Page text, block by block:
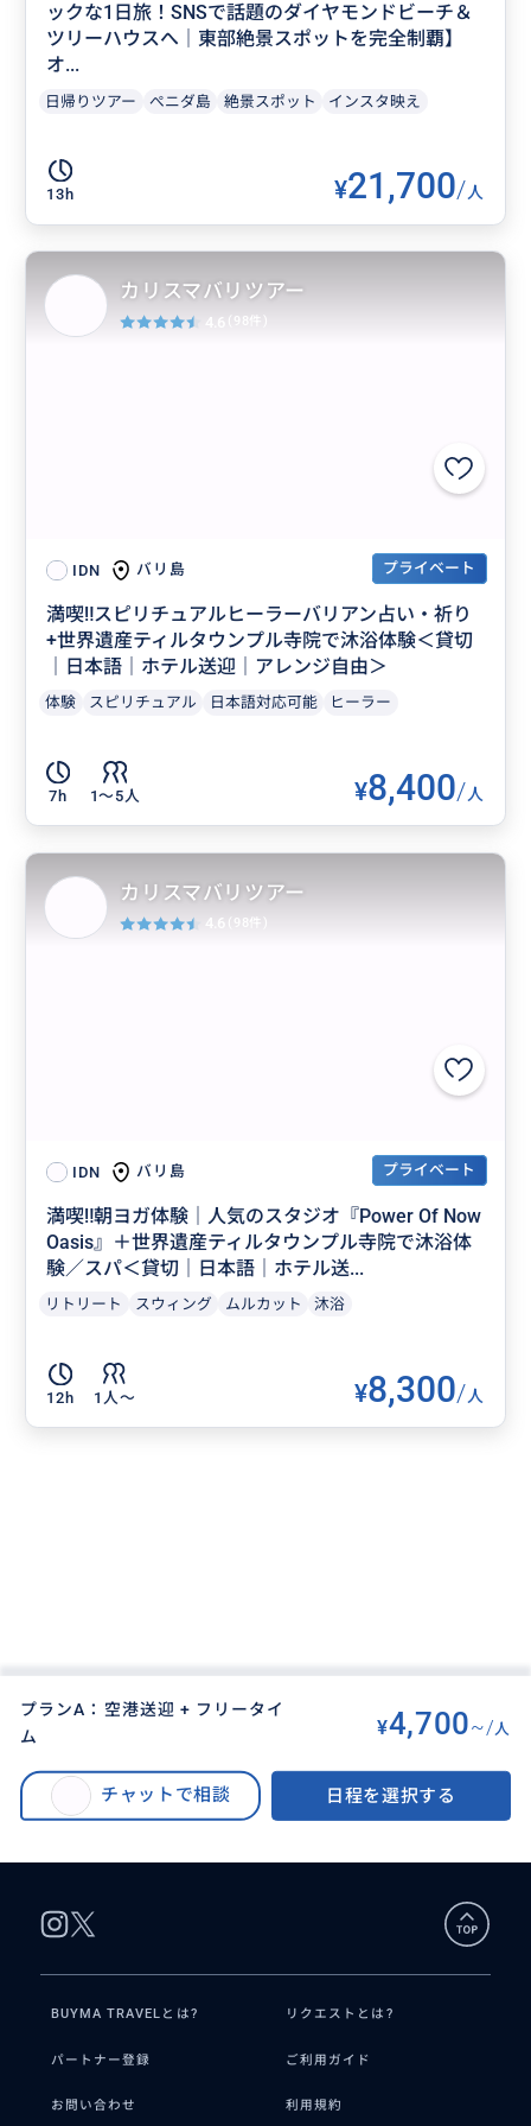
ックな1日旅！SNSで話題のダイヤモンドビーチ＆
ツリーハウスへ｜東部絶景スポットを完全制覇】
オ...
日帰りツアー ぺニダ島 絶景スポット インスタ映え
13h ¥21,700/人
IDN バリ島 プライベート
満喫‼️スピリチュアルヒーラーバリアン占い・祈り
+世界遺産ティルタウンプル寺院で沐浴体験＜貸切
｜日本語｜ホテル送迎｜アレンジ自由＞
体験 スピリチュアル 日本語対応可能 ヒーラー
7h 1〜5人 ¥8,400/人
カリスマバリツアー
4.6 (98件)
IDN バリ島 プライベート
満喫‼️朝ヨガ体験｜人気のスタジオ『Power Of Now
Oasis』＋世界遺産ティルタウンプル寺院で沐浴体
験／スパ＜貸切｜日本語｜ホテル送...
リトリート スウィング ムルカット 沐浴
12h 1人〜 ¥8,300/人
カリスマバリツアー
4.6 (98件)
プランA：空港送迎 + フリータイ
ム
¥4,700~/ 人
チャットで相談 日程を選択する
バリ島最終日|ウルワツ寺院でケチャダンス／マッサージetc. 荷物預かり・空
港送迎付でやり残しゼロの最終日＜貸切｜日本語｜ホテル→空港送迎｜アレ
ンジ自由＞
BUYMA TRAVELとは? リクエストとは?
パートナー登録 ご利用ガイド
お問い合わせ 利用規約